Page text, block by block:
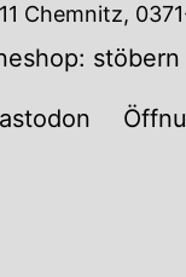
Chemnitz,